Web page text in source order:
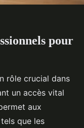
pour
rôle crucial dans
un accès vital
aux
que les